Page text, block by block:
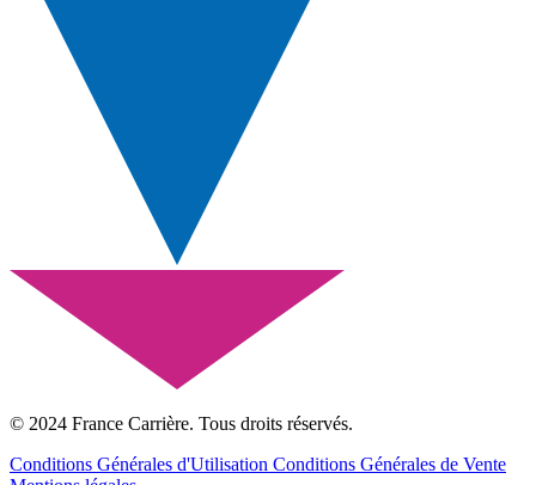
© 2024 France Carrière. Tous droits réservés.
Conditions Générales d'Utilisation Conditions Générales de Vente